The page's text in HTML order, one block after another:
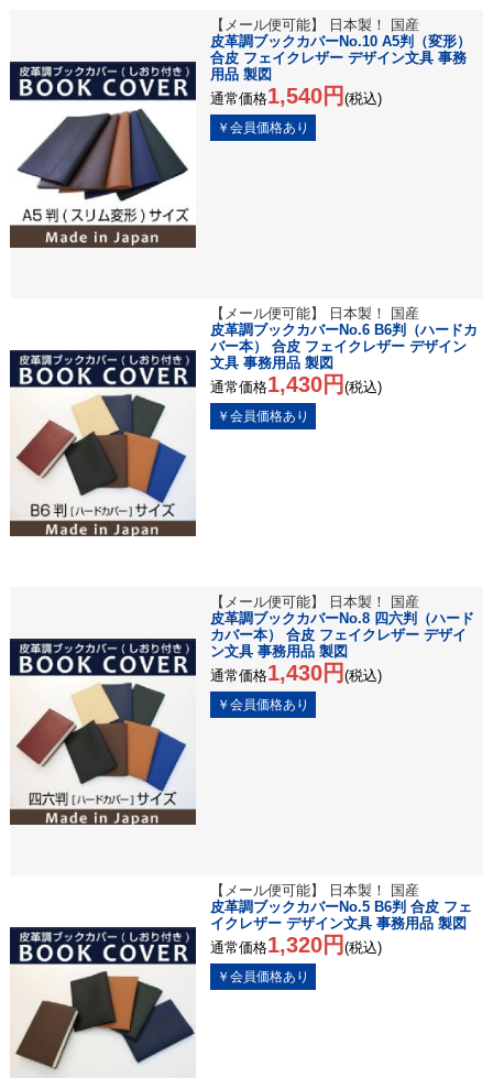
【メール便可能】 日本製！ 国産
皮革調ブックカバーNo.10 A5判（変形）
合皮 フェイクレザー デザイン文具 事務
用品 製図
通常価格1,540円 (税込)
【メール便可能】 日本製！ 国産
皮革調ブックカバーNo.6 B6判（ハードカ
バー本） 合皮 フェイクレザー デザイン
文具 事務用品 製図
通常価格1,430円 (税込)
【メール便可能】 日本製！ 国産
皮革調ブックカバーNo.8 四六判（ハード
カバー本） 合皮 フェイクレザー デザイ
ン文具 事務用品 製図
通常価格1,430円 (税込)
【メール便可能】 日本製！ 国産
皮革調ブックカバーNo.5 B6判 合皮 フェ
イクレザー デザイン文具 事務用品 製図
通常価格1,320円 (税込)